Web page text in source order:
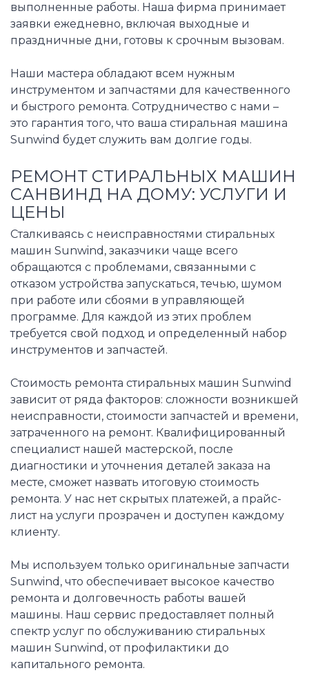
выполненные работы. Наша фирма принимает
заявки ежедневно, включая выходные и
праздничные дни, готовы к срочным вызовам.
Наши мастера обладают всем нужным
инструментом и запчастями для качественного
и быстрого ремонта. Сотрудничество с нами –
это гарантия того, что ваша стиральная машина
Sunwind будет служить вам долгие годы.
РЕМОНТ СТИРАЛЬНЫХ МАШИН
САНВИНД НА ДОМУ: УСЛУГИ И
ЦЕНЫ
Сталкиваясь с неисправностями стиральных
машин Sunwind, заказчики чаще всего
обращаются с проблемами, связанными с
отказом устройства запускаться, течью, шумом
при работе или сбоями в управляющей
программе. Для каждой из этих проблем
требуется свой подход и определенный набор
инструментов и запчастей.
Стоимость ремонта стиральных машин Sunwind
зависит от ряда факторов: сложности возникшей
неисправности, стоимости запчастей и времени,
затраченного на ремонт. Квалифицированный
специалист нашей мастерской, после
диагностики и уточнения деталей заказа на
месте, сможет назвать итоговую стоимость
ремонта. У нас нет скрытых платежей, а прайс-
лист на услуги прозрачен и доступен каждому
клиенту.
Мы используем только оригинальные запчасти
Sunwind, что обеспечивает высокое качество
ремонта и долговечность работы вашей
машины. Наш сервис предоставляет полный
спектр услуг по обслуживанию стиральных
машин Sunwind, от профилактики до
капитального ремонта.